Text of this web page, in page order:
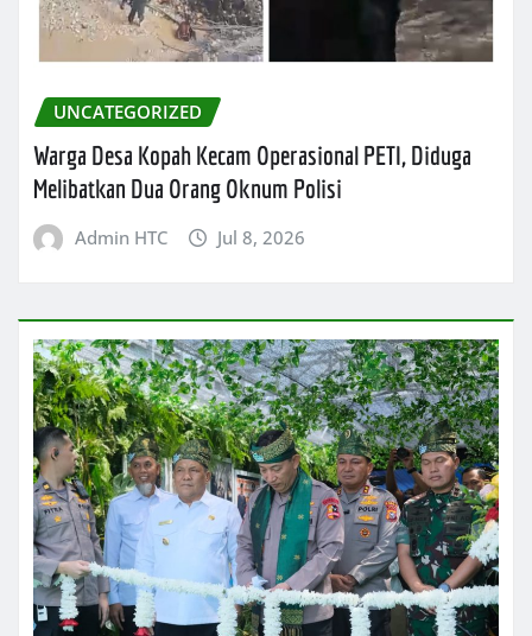
UNCATEGORIZED
Warga Desa Kopah Kecam Operasional PETI, Diduga
Melibatkan Dua Orang Oknum Polisi
Admin HTC Jul 8, 2026